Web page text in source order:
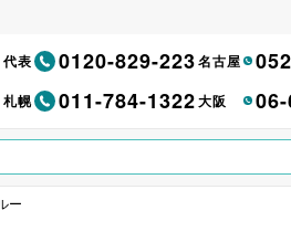
代表 0120-829-223名古屋
札幌 011-784-1322大阪
ー